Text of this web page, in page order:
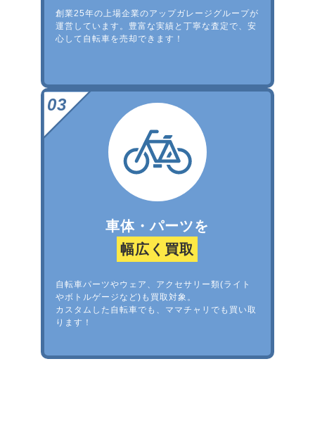
創業25年の上場企業のアップガレージグループが
運営しています。豊富な実績と丁寧な査定で、安
心して自転車を売却できます！
車体・パーツを
幅広く買取
自転車パーツやウェア、アクセサリー類(ライト
やボトルゲージなど)も買取対象。
カスタムした自転車でも、ママチャリでも買い取
ります！